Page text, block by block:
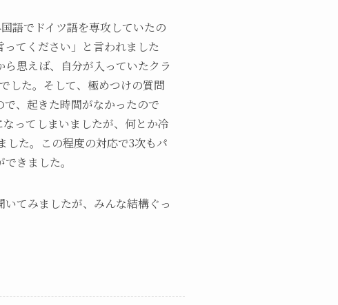
語でドイツ語を専攻していたの
てください」と言われました
思えば、自分が入っていたクラ
した。そして、極めつけの質問
、起きた時間がなかったので
ってしまいましたが、何とか冷
た。この程度の対応で3次もパ
きました。
てみましたが、みんな結構ぐっ